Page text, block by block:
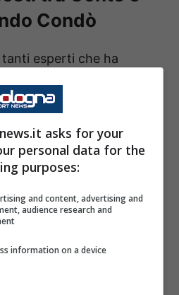
Condò
esperti che ha
Napoli, esplosa con una
Conteche ha parlato
non stanno andando:“La
si spiega col turnover:
pari pari la stessa
ne ha cambiati sei su
perché il Bologna
asks for your
personal data for the
purposes:
and content, advertising and
audience research and
information on a device